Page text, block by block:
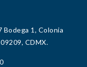
Bodega 1, Colonia
CDMX.